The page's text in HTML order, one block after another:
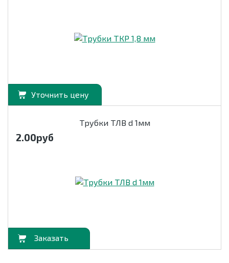
Уточнить цену
Трубки ТЛВ d 1мм
2.00руб